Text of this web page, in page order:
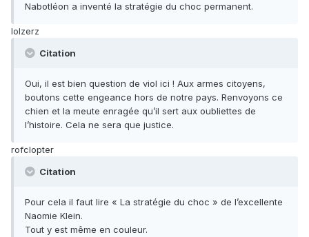
Nabotléon a inventé la stratégie du choc permanent.
lolzerz
Citation
Oui, il est bien question de viol ici ! Aux armes citoyens,
boutons cette engeance hors de notre pays. Renvoyons ce
chien et la meute enragée qu’il sert aux oubliettes de
l’histoire. Cela ne sera que justice.
rofclopter
Citation
Pour cela il faut lire « La stratégie du choc » de l’excellente
Naomie Klein.
Tout y est même en couleur.